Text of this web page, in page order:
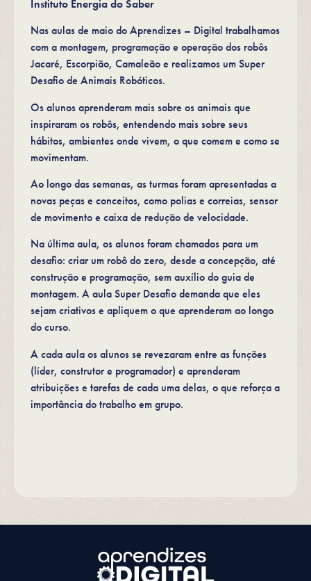
Instituto Energia do Saber
Nas aulas de maio do Aprendizes – Digital trabalhamos
com a montagem, programação e operação dos robôs
Jacaré, Escorpião, Camaleão e realizamos um Super
Desafio de Animais Robóticos.
Os alunos aprenderam mais sobre os animais que
inspiraram os robôs, entendendo mais sobre seus
hábitos, ambientes onde vivem, o que comem e como se
movimentam.
Ao longo das semanas, as turmas foram apresentadas a
novas peças e conceitos, como polias e correias, sensor
de movimento e caixa de redução de velocidade.
Na última aula, os alunos foram chamados para um
desafio: criar um robô do zero, desde a concepção, até
construção e programação, sem auxílio do guia de
montagem. A aula Super Desafio demanda que eles
sejam criativos e apliquem o que aprenderam ao longo
do curso.
A cada aula os alunos se revezaram entre as funções
(líder, construtor e programador) e aprenderam
atribuições e tarefas de cada uma delas, o que reforça a
importância do trabalho em grupo.